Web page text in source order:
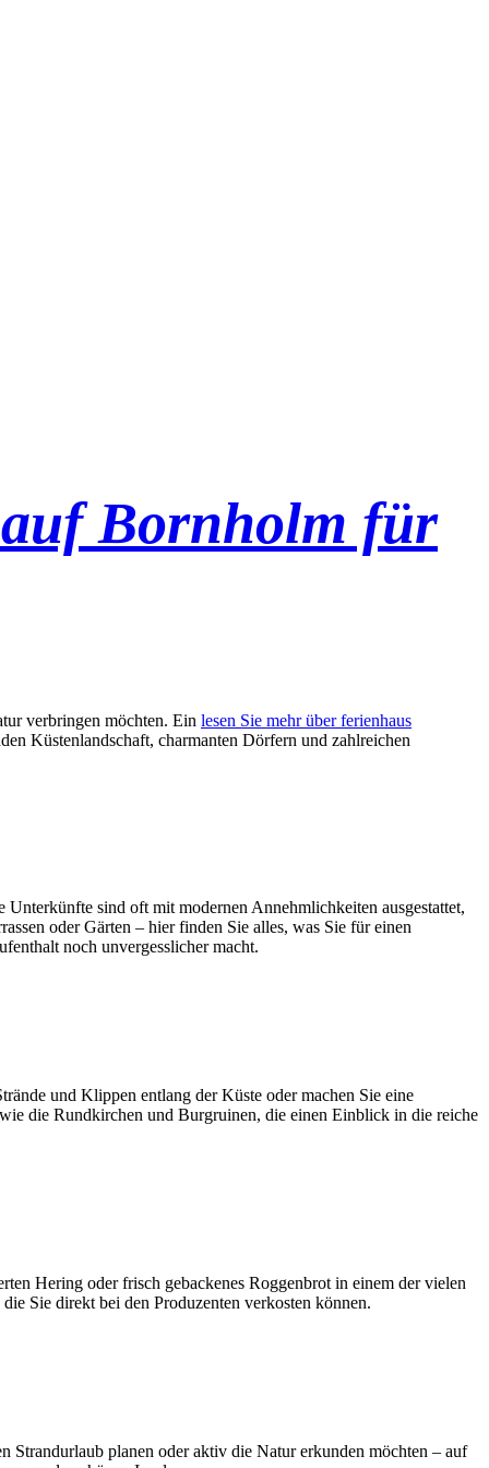
auf Bornholm für
verbringen möchten. Ein lesen Sie mehr über ferienhaus
Küstenlandschaft, charmanten Dörfern und zahlreichen
sind oft mit modernen Annehmlichkeiten ausgestattet,
oder Gärten – hier finden Sie alles, was Sie für einen
noch unvergesslicher macht.
und Klippen entlang der Küste oder machen Sie eine
die Rundkirchen und Burgruinen, die einen Einblick in die reiche
Hering oder frisch gebackenes Roggenbrot in einem der vielen
Sie direkt bei den Produzenten verkosten können.
Strandurlaub planen oder aktiv die Natur erkunden möchten – auf